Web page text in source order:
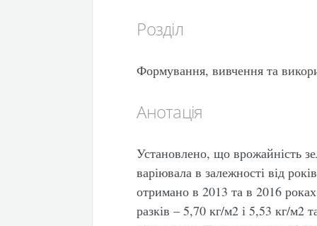
Розділ
Формування, вивчення та
Анотація
Установлено, що врожайність
варіювала в залежності від
отримано в 2013 та в 2016
разків – 5,70 кг/м2 і 5,53 кг/м2